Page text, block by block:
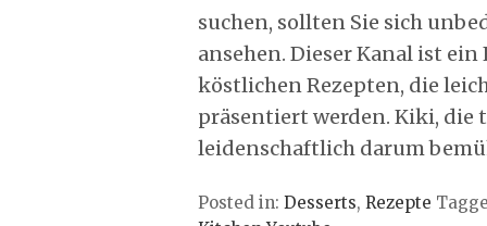
suchen, sollten Sie sich
ansehen. Dieser Kanal ist
köstlichen Rezepten, die
präsentiert werden. Kiki, die
leidenschaftlich darum
Posted in: Desserts, Rezepte